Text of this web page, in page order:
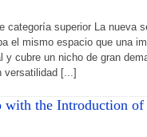
categoría superior La nueva
el mismo espacio que una
y cubre un nicho de gran
versatilidad [...]
the Introduction